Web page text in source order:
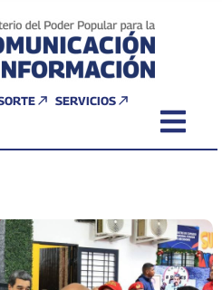
SERVICIOS